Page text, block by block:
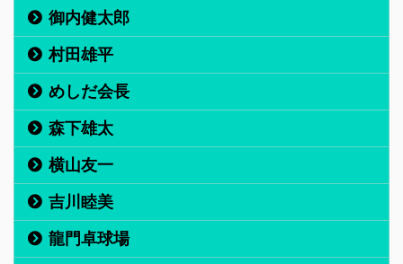
御内健太郎
村田雄平
めしだ会長
森下雄太
横山友一
吉川睦美
龍門卓球場